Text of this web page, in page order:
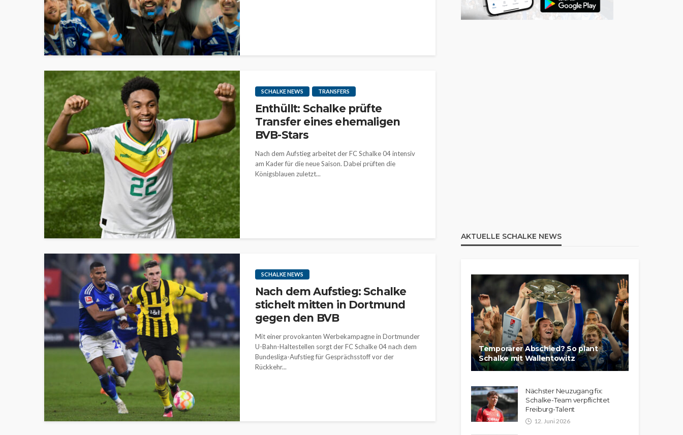
SCHALKE NEWS TRANSFERS
Enthüllt: Schalke prüfte
Transfer eines ehemaligen
BVB-Stars
Nach dem Aufstieg arbeitet der FC Schalke 04 intensiv
am Kader für die neue Saison. Dabei prüften die
Königsblauen zuletzt...
SCHALKE NEWS
Nach dem Aufstieg: Schalke
stichelt mitten in Dortmund
gegen den BVB
Mit einer provokanten Werbekampagne in Dortmunder
U-Bahn-Haltestellen sorgt der FC Schalke 04 nach dem
Bundesliga-Aufstieg für Gesprächsstoff vor der
Rückkehr...
AKTUELLE SCHALKE NEWS
Temporärer Abschied? So plant
Schalke mit Wallentowitz
Nächster Neuzugang fix:
Schalke-Team verpflichtet
Freiburg-Talent
12. Juni 2026